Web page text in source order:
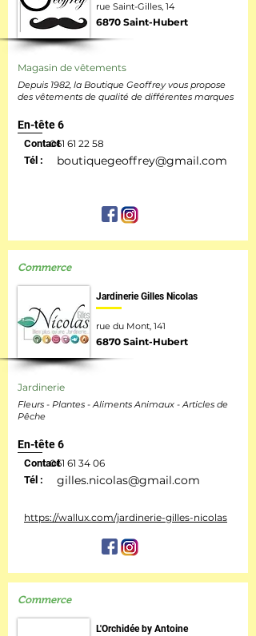
rue Saint-Gilles, 14
6870 Saint-Hubert
Magasin de vêtements
Depuis 1982, la Boutique Geoffrey vous propose
des vêtements de qualité de différentes marques
En-tête 6
Contact
Tél :
061 61 22 58
boutiquegeoffrey@gmail.com
Commerce
Jardinerie Gilles Nicolas
rue du Mont, 141
6870 Saint-Hubert
Jardinerie
Fleurs - Plantes - Aliments Animaux - Articles de
Pêche
En-tête 6
Contact
Tél :
061 61 34 06
gilles.nicolas@gmail.com
https://wallux.com/jardinerie-gilles-nicolas
Commerce
L'Orchidée by Antoine